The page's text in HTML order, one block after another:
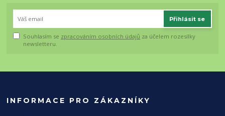
Přihlásit se
Souhlasím se zpracováním osobních údajů za účelem rozesílky
newsletteru.
INFORMACE PRO ZÁKAZNÍKY